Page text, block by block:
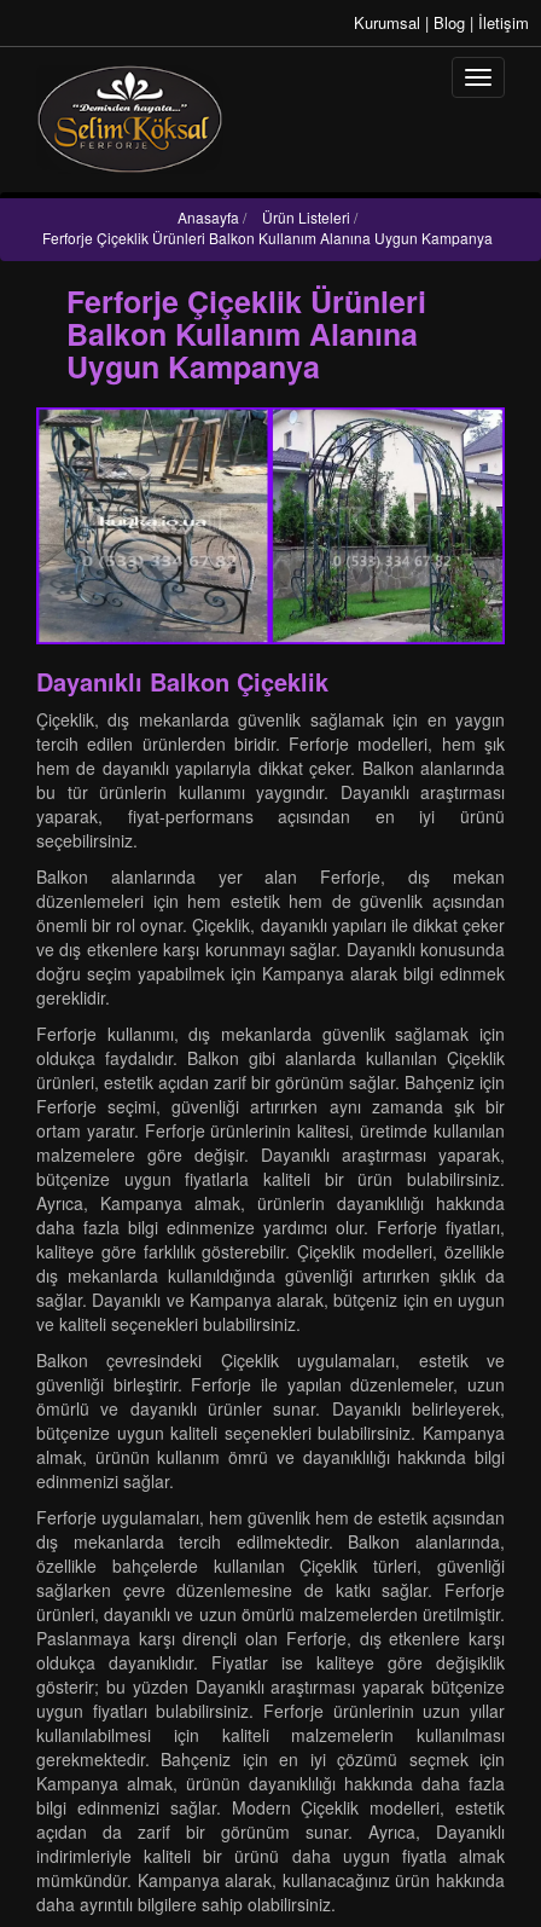
Kurumsal | Blog | İletişim
Anasayfa / Ürün Listeleri /
Ferforje Çiçeklik Ürünleri Balkon Kullanım Alanına Uygun Kampanya
Ferforje Çiçeklik Ürünleri
Balkon Kullanım Alanına
Uygun Kampanya
Dayanıklı Balkon Çiçeklik
Çiçeklik, dış mekanlarda güvenlik sağlamak için en yaygın
tercih edilen ürünlerden biridir. Ferforje modelleri, hem şık
hem de dayanıklı yapılarıyla dikkat çeker. Balkon alanlarında
bu tür ürünlerin kullanımı yaygındır. Dayanıklı araştırması
yaparak, fiyat-performans açısından en iyi ürünü
seçebilirsiniz.
Balkon alanlarında yer alan Ferforje, dış mekan
düzenlemeleri için hem estetik hem de güvenlik açısından
önemli bir rol oynar. Çiçeklik, dayanıklı yapıları ile dikkat çeker
ve dış etkenlere karşı korunmayı sağlar. Dayanıklı konusunda
doğru seçim yapabilmek için Kampanya alarak bilgi edinmek
gereklidir.
Ferforje kullanımı, dış mekanlarda güvenlik sağlamak için
oldukça faydalıdır. Balkon gibi alanlarda kullanılan Çiçeklik
ürünleri, estetik açıdan zarif bir görünüm sağlar. Bahçeniz için
Ferforje seçimi, güvenliği artırırken aynı zamanda şık bir
ortam yaratır. Ferforje ürünlerinin kalitesi, üretimde kullanılan
malzemelere göre değişir. Dayanıklı araştırması yaparak,
bütçenize uygun fiyatlarla kaliteli bir ürün bulabilirsiniz.
Ayrıca, Kampanya almak, ürünlerin dayanıklılığı hakkında
daha fazla bilgi edinmenize yardımcı olur. Ferforje fiyatları,
kaliteye göre farklılık gösterebilir. Çiçeklik modelleri, özellikle
dış mekanlarda kullanıldığında güvenliği artırırken şıklık da
sağlar. Dayanıklı ve Kampanya alarak, bütçeniz için en uygun
ve kaliteli seçenekleri bulabilirsiniz.
Balkon çevresindeki Çiçeklik uygulamaları, estetik ve
güvenliği birleştirir. Ferforje ile yapılan düzenlemeler, uzun
ömürlü ve dayanıklı ürünler sunar. Dayanıklı belirleyerek,
bütçenize uygun kaliteli seçenekleri bulabilirsiniz. Kampanya
almak, ürünün kullanım ömrü ve dayanıklılığı hakkında bilgi
edinmenizi sağlar.
Ferforje uygulamaları, hem güvenlik hem de estetik açısından
dış mekanlarda tercih edilmektedir. Balkon alanlarında,
özellikle bahçelerde kullanılan Çiçeklik türleri, güvenliği
sağlarken çevre düzenlemesine de katkı sağlar. Ferforje
ürünleri, dayanıklı ve uzun ömürlü malzemelerden üretilmiştir.
Paslanmaya karşı dirençli olan Ferforje, dış etkenlere karşı
oldukça dayanıklıdır. Fiyatlar ise kaliteye göre değişiklik
gösterir; bu yüzden Dayanıklı araştırması yaparak bütçenize
uygun fiyatları bulabilirsiniz. Ferforje ürünlerinin uzun yıllar
kullanılabilmesi için kaliteli malzemelerin kullanılması
gerekmektedir. Bahçeniz için en iyi çözümü seçmek için
Kampanya almak, ürünün dayanıklılığı hakkında daha fazla
bilgi edinmenizi sağlar. Modern Çiçeklik modelleri, estetik
açıdan da zarif bir görünüm sunar. Ayrıca, Dayanıklı
indirimleriyle kaliteli bir ürünü daha uygun fiyatla almak
mümkündür. Kampanya alarak, kullanacağınız ürün hakkında
daha ayrıntılı bilgilere sahip olabilirsiniz.